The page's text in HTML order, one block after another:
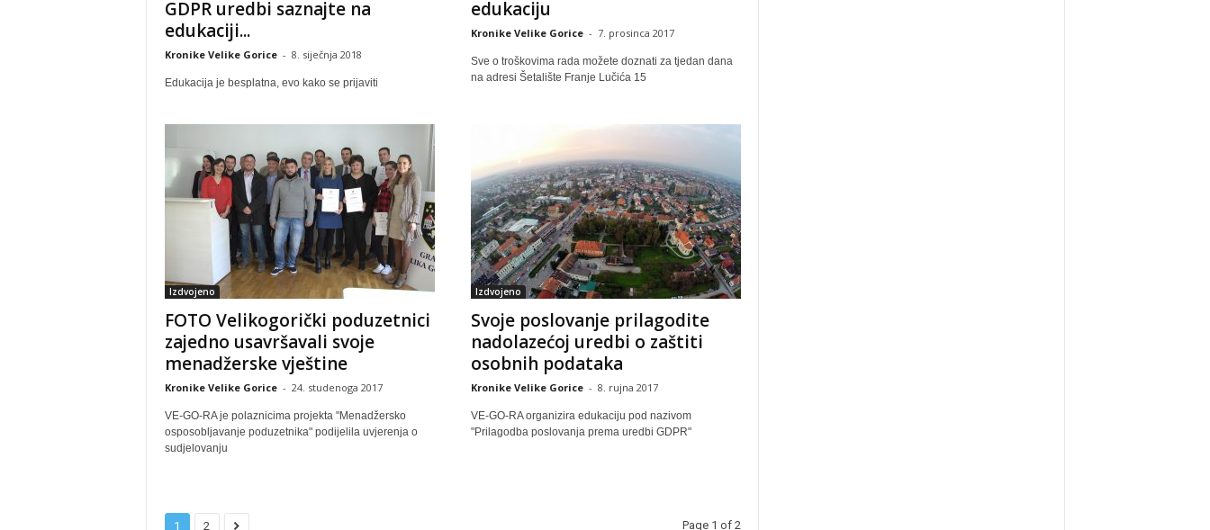
GDPR uredbi saznajte na
edukaciji...
Kronike Velike Gorice - 8. siječnja 2018
Edukacija je besplatna, evo kako se prijaviti
edukaciju
Kronike Velike Gorice - 7. prosinca 2017
Sve o troškovima rada možete doznati za tjedan dana
na adresi Šetalište Franje Lučića 15
Izdvojeno
FOTO Velikogorički poduzetnici
zajedno usavršavali svoje
menadžerske vještine
Kronike Velike Gorice - 24. studenoga 2017
VE-GO-RA je polaznicima projekta "Menadžersko
osposobljavanje poduzetnika" podijelila uvjerenja o
sudjelovanju
Izdvojeno
Svoje poslovanje prilagodite
nadolazećoj uredbi o zaštiti
osobnih podataka
Kronike Velike Gorice - 8. rujna 2017
VE-GO-RA organizira edukaciju pod nazivom
"Prilagodba poslovanja prema uredbi GDPR"
1 2 Page 1 of 2